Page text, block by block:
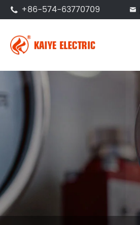
 +86-574-63770709 